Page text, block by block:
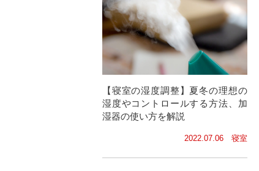
【寝室の湿度調整】夏冬の理想の
湿度やコントロールする方法、加
湿器の使い方を解説
2022.07.06 寝室